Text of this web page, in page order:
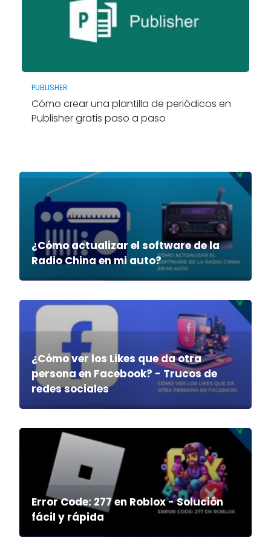
PUBLISHER
Cómo crear una plantilla de periódicos en
Publisher gratis paso a paso
¿Cómo actualizar el software de la
Radio China en mi auto?
¿Cómo ver los Likes que da otra
persona en Facebook? - Trucos de
redes sociales
Error Code: 277 en Roblox - Solución
fácil y rápida